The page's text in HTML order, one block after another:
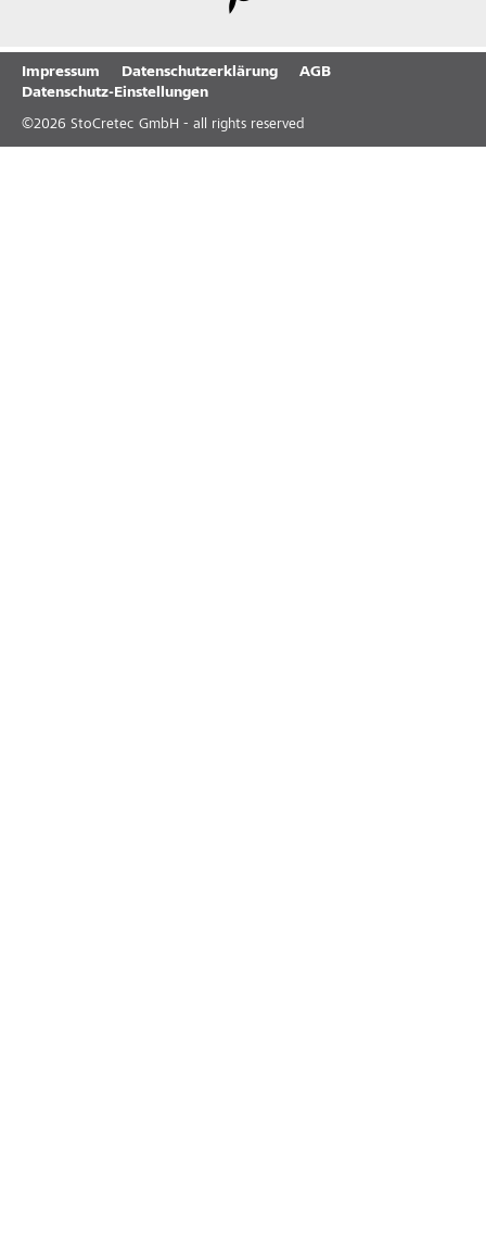
Impressum Datenschutzerklärung
AGB
Datenschutz-Einstellungen
©2026 StoCretec GmbH - all rights reserved